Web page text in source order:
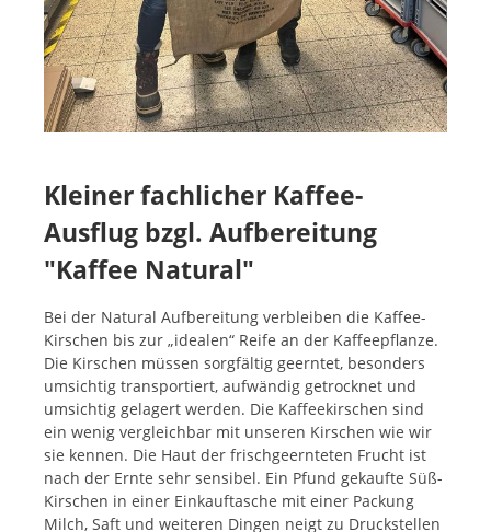
Kleiner fachlicher Kaffee-
Ausflug bzgl. Aufbereitung
"Kaffee Natural"
Bei der Natural Aufbereitung verbleiben die Kaffee-
Kirschen bis zur „idealen“ Reife an der Kaffeepflanze.
Die Kirschen müssen sorgfältig geerntet, besonders
umsichtig transportiert, aufwändig getrocknet und
umsichtig gelagert werden. Die Kaffeekirschen sind
ein wenig vergleichbar mit unseren Kirschen wie wir
sie kennen. Die Haut der frischgeernteten Frucht ist
nach der Ernte sehr sensibel. Ein Pfund gekaufte Süß-
Kirschen in einer Einkauftasche mit einer Packung
Milch, Saft und weiteren Dingen neigt zu Druckstellen